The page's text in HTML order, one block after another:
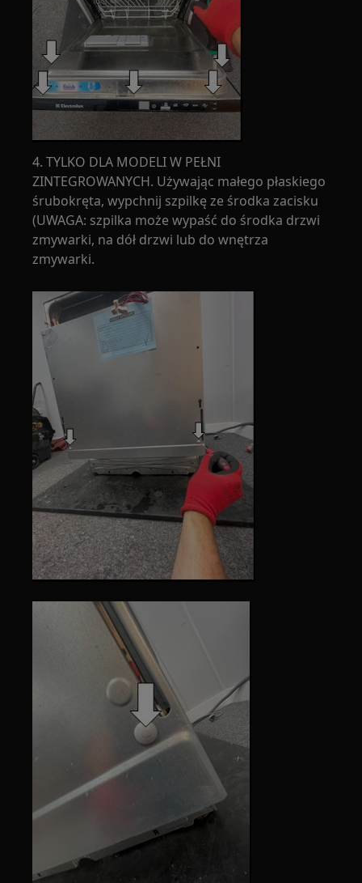
4. TYLKO DLA MODELI W PEŁNI
ZINTEGROWANYCH. Używając małego płaskiego
śrubokręta, wypchnij szpilkę ze środka zacisku
(UWAGA: szpilka może wypaść do środka drzwi
zmywarki, na dół drzwi lub do wnętrza
zmywarki.